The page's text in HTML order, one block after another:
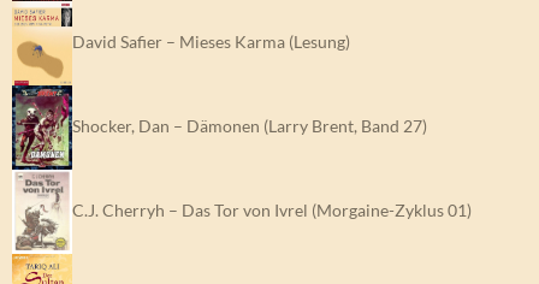
David Safier – Mieses Karma (Lesung)
Shocker, Dan – Dämonen (Larry Brent, Band 27)
C.J. Cherryh – Das Tor von Ivrel (Morgaine-Zyklus 01)